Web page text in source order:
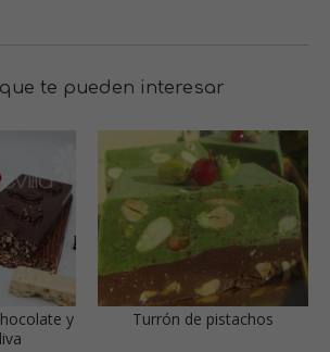
te pueden interesar
y
Turrón de pistachos